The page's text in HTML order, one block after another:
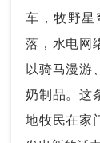
车，牧野星
落，水电网
以骑马漫游
奶制品。这
地牧民在家